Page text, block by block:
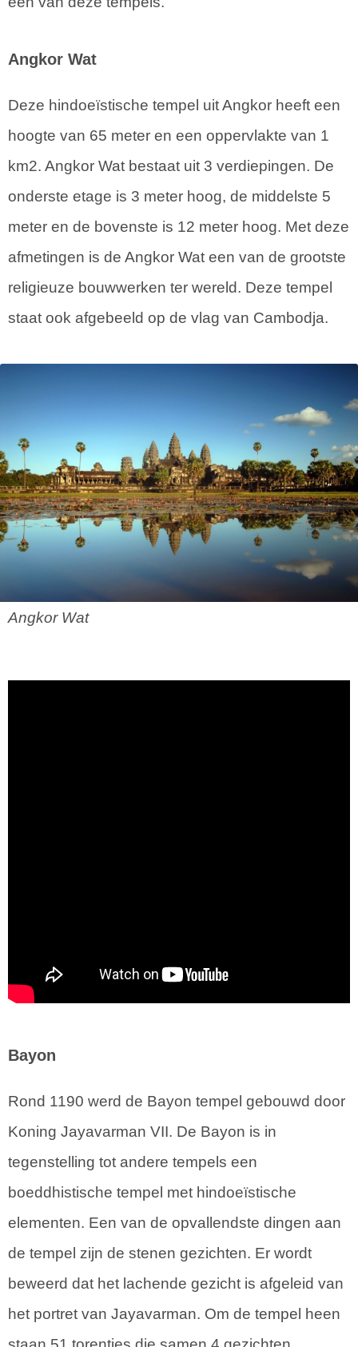
Angkor Wat
Deze hindoeïstische tempel uit Angkor heeft een
hoogte van 65 meter en een oppervlakte van 1
km2. Angkor Wat bestaat uit 3 verdiepingen. De
onderste etage is 3 meter hoog, de middelste 5
meter en de bovenste is 12 meter hoog. Met deze
afmetingen is de Angkor Wat een van de grootste
religieuze bouwwerken ter wereld. Deze tempel
staat ook afgebeeld op de vlag van Cambodja.
Angkor Wat
Bayon
Rond 1190 werd de Bayon tempel gebouwd door
Koning Jayavarman VII. De Bayon is in
tegenstelling tot andere tempels een
boeddhistische tempel met hindoeïstische
elementen. Een van de opvallendste dingen aan
de tempel zijn de stenen gezichten. Er wordt
beweerd dat het lachende gezicht is afgeleid van
het portret van Jayavarman. Om de tempel heen